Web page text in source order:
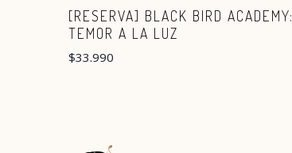
[RESERVA] BLACK BIRD ACADEMY:
TEMOR A LA LUZ
$33.990